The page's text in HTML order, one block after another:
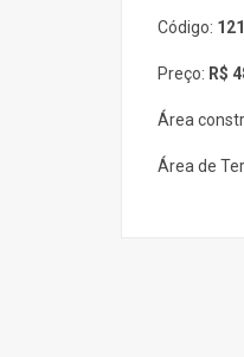
Código:
Preço: R$
Área
Área de